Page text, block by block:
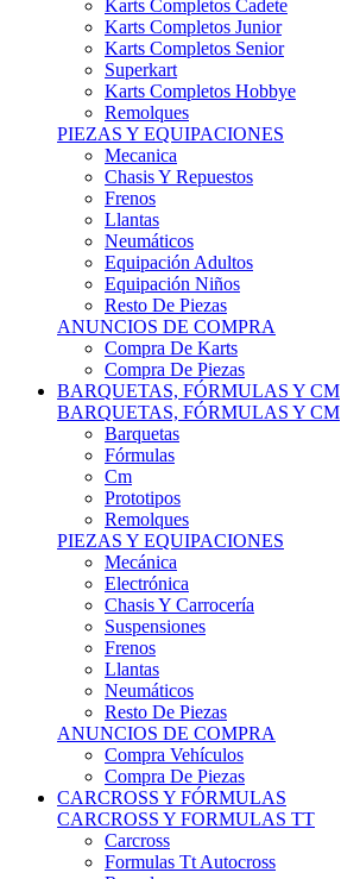
Karts Completos Cadete
Karts Completos Junior
Karts Completos Senior
Superkart
Karts Completos Hobbye
Remolques
PIEZAS Y EQUIPACIONES
Mecanica
Chasis Y Repuestos
Frenos
Llantas
Neumáticos
Equipación Adultos
Equipación Niños
Resto De Piezas
ANUNCIOS DE COMPRA
Compra De Karts
Compra De Piezas
BARQUETAS, FÓRMULAS Y CM
BARQUETAS, FÓRMULAS Y CM
Barquetas
Fórmulas
Cm
Prototipos
Remolques
PIEZAS Y EQUIPACIONES
Mecánica
Electrónica
Chasis Y Carrocería
Suspensiones
Frenos
Llantas
Neumáticos
Resto De Piezas
ANUNCIOS DE COMPRA
Compra Vehículos
Compra De Piezas
CARCROSS Y FÓRMULAS
CARCROSS Y FORMULAS TT
Carcross
Formulas Tt Autocross